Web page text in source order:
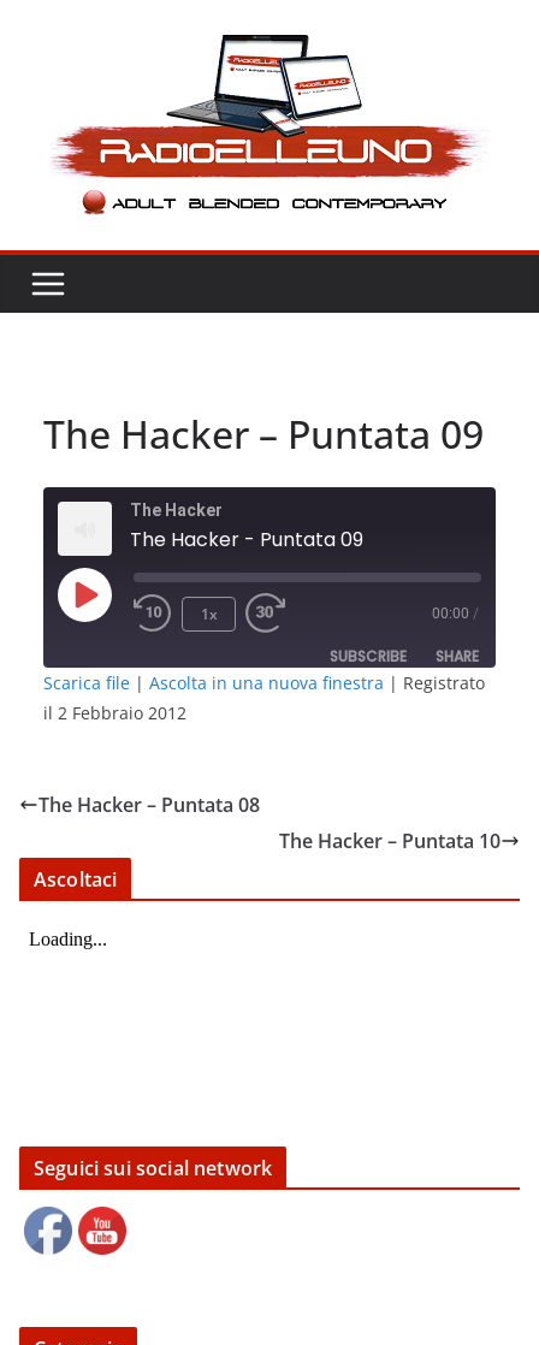
The Hacker – Puntata 09
The Hacker
The Hacker - Puntata 09
Play
1x 00:00 /
SUBSCRIBE SHARE
SHARE
Scarica file | Ascolta in una nuova finestra | Registrato
il 2 Febbraio 2012
The Hacker – Puntata 08
The Hacker – Puntata 10
Ascoltaci
Seguici sui social network